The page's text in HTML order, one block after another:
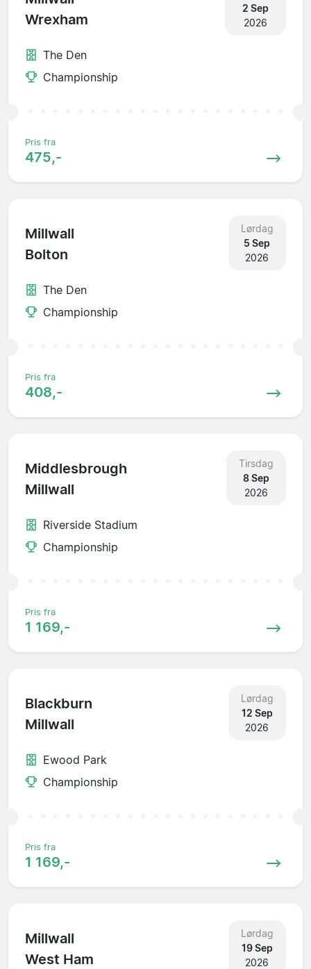
Wrexham
2 Sep
2026
The Den
Championship
Pris fra
475,-
Millwall
Bolton
Lørdag
5 Sep
2026
The Den
Championship
Pris fra
408,-
Middlesbrough
Millwall
Tirsdag
8 Sep
2026
Riverside Stadium
Championship
Pris fra
1 169,-
Blackburn
Millwall
Lørdag
12 Sep
2026
Ewood Park
Championship
Pris fra
1 169,-
Millwall
West Ham
Lørdag
19 Sep
2026